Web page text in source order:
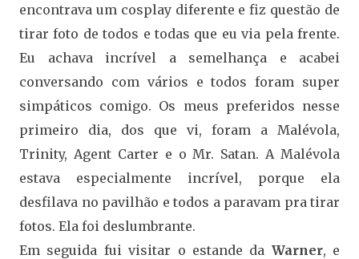
encontrava um cosplay diferente e fiz questão de
tirar foto de todos e todas que eu via pela frente.
Eu achava incrível a semelhança e acabei
conversando com vários e todos foram super
simpáticos comigo. Os meus preferidos nesse
primeiro dia, dos que vi, foram a Malévola,
Trinity, Agent Carter e o Mr. Satan. A Malévola
estava especialmente incrível, porque ela
desfilava no pavilhão e todos a paravam pra tirar
fotos. Ela foi deslumbrante.
Em seguida fui visitar o estande da Warner, e